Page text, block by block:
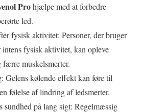
Prohjælpe med at forbedre
led.
fysisk aktivitet: Personer, der bruger
intens fysisk aktivitet, kan opleve
muskelsmerter.
Gelens kølende effekt kan føre til
følelse af lindring af ledsmerter.
sundhed på lang sigt: Regelmæssig